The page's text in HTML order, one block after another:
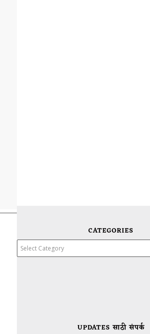
CATEGORIES
Categories
UPDATES साठी संपर्क